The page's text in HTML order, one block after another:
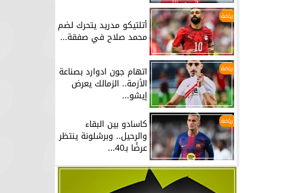
رياضة
أتلتيكو مدريد يتحرك لضم
محمد صلاح في صفقة...
رياضة اتهام جون ادوارد بصناعة
الأزمة.. الزمالك يعرض
إيشو...
رياضة كاسادو بين البقاء
والرحيل.. وبرشلونة ينتظر
عرضًا بـ40...